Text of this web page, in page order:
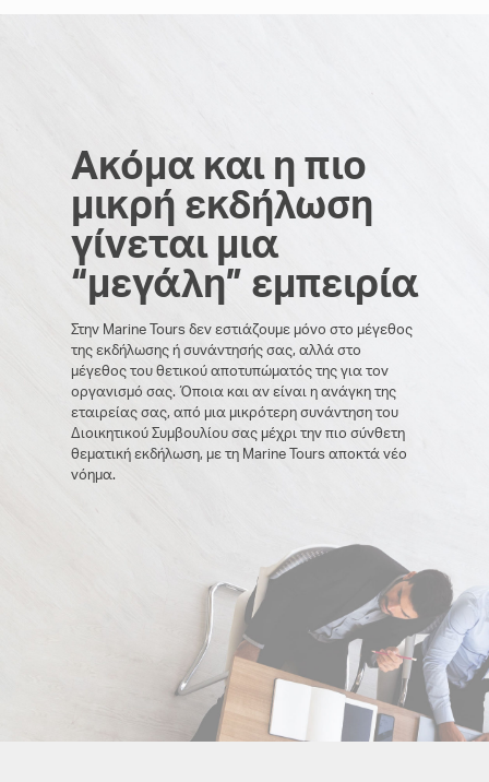
“μεγάλη” εμπειρία
Στην Marine Tours δεν εστιάζουμε μόνο στο μέγεθος
της εκδήλωσης ή συνάντησής σας, αλλά στο
μέγεθος του θετικού αποτυπώματός της για τον
οργανισμό σας. Όποια και αν είναι η ανάγκη της
εταιρείας σας, από μια μικρότερη συνάντηση του
Διοικητικού Συμβουλίου σας μέχρι την πιο σύνθετη
θεματική εκδήλωση, με τη Marine Tours αποκτά νέο
νόημα.
Ακόμα και η πιο
μικρή εκδήλωση
γίνεται μια
“μεγάλη” εμπειρία
Στην Marine Tours δεν εστιάζουμε μόνο στο μέγεθος
της εκδήλωσης ή συνάντησής σας, αλλά στο
μέγεθος του θετικού αποτυπώματός της για τον
οργανισμό σας. Όποια και αν είναι η ανάγκη της
εταιρείας σας, από μια μικρότερη συνάντηση του
Διοικητικού Συμβουλίου σας μέχρι την πιο σύνθετη
θεματική εκδήλωση, με τη Marine Tours αποκτά νέο
νόημα.